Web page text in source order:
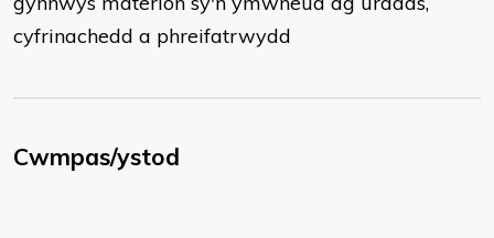
cyfrinachedd a phreifatrwydd
Cwmpas/ystod